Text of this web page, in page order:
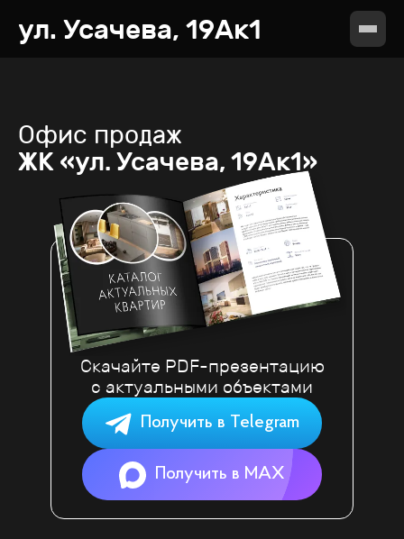
ул. Усачева, 19Ак1
Офис продаж
ЖК «ул. Усачева, 19Ак1»
Скачайте PDF-презентацию
с актуальными объектами
Получить в Telegram
Получить в MAX